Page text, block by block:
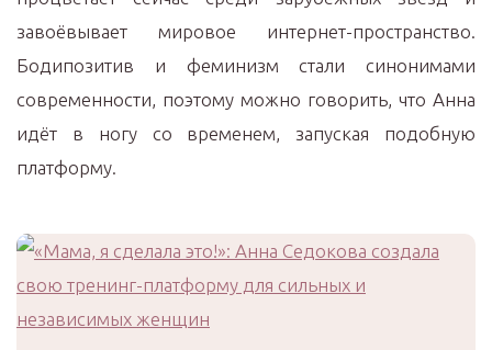
завоёвывает мировое интернет-пространство.
Бодипозитив и феминизм стали синонимами
современности, поэтому можно говорить, что Анна
идёт в ногу со временем, запуская подобную
платформу.